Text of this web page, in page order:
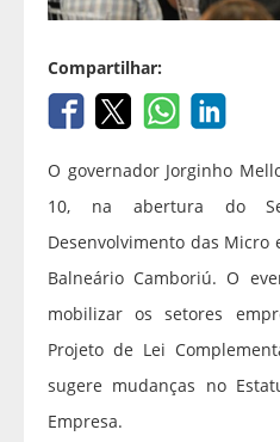
Compartilhar:
O governador Jorginho
10, na abertura do
Desenvolvimento das Micro
Balneário Camboriú. O
mobilizar os setores
Projeto de Lei
sugere mudanças no
Empresa.